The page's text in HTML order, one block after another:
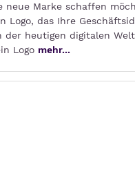
neue Marke schaffen
Logo, das Ihre
der heutigen digitalen
Logo mehr...